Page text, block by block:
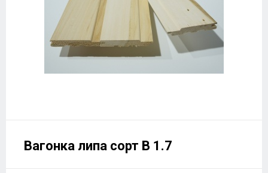
Вагонка липа сорт В 1.7